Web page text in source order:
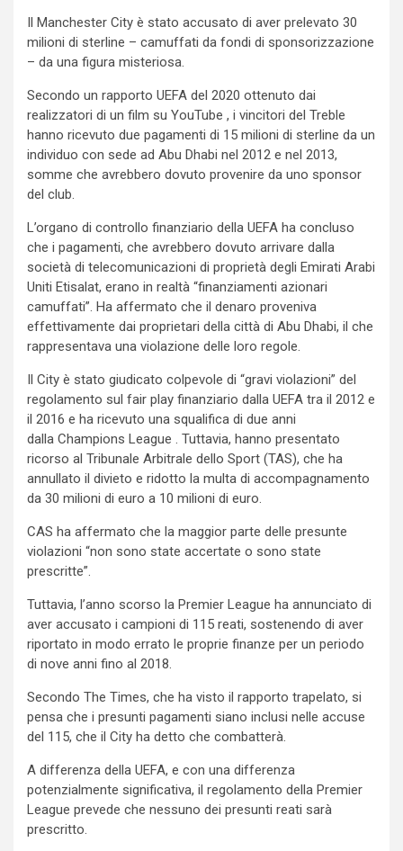
Il Manchester City è stato accusato di aver prelevato 30
milioni di sterline – camuffati da fondi di sponsorizzazione
– da una figura misteriosa.
Secondo un rapporto UEFA del 2020 ottenuto dai
realizzatori di un film su YouTube , i vincitori del Treble
hanno ricevuto due pagamenti di 15 milioni di sterline da un
individuo con sede ad Abu Dhabi nel 2012 e nel 2013,
somme che avrebbero dovuto provenire da uno sponsor
del club.
L’organo di controllo finanziario della UEFA ha concluso
che i pagamenti, che avrebbero dovuto arrivare dalla
società di telecomunicazioni di proprietà degli Emirati Arabi
Uniti Etisalat, erano in realtà “finanziamenti azionari
camuffati”. Ha affermato che il denaro proveniva
effettivamente dai proprietari della città di Abu Dhabi, il che
rappresentava una violazione delle loro regole.
Il City è stato giudicato colpevole di “gravi violazioni” del
regolamento sul fair play finanziario dalla UEFA tra il 2012 e
il 2016 e ha ricevuto una squalifica di due anni
dalla Champions League . Tuttavia, hanno presentato
ricorso al Tribunale Arbitrale dello Sport (TAS), che ha
annullato il divieto e ridotto la multa di accompagnamento
da 30 milioni di euro a 10 milioni di euro.
CAS ha affermato che la maggior parte delle presunte
violazioni “non sono state accertate o sono state
prescritte”.
Tuttavia, l’anno scorso la Premier League ha annunciato di
aver accusato i campioni di 115 reati, sostenendo di aver
riportato in modo errato le proprie finanze per un periodo
di nove anni fino al 2018.
Secondo The Times, che ha visto il rapporto trapelato, si
pensa che i presunti pagamenti siano inclusi nelle accuse
del 115, che il City ha detto che combatterà.
A differenza della UEFA, e con una differenza
potenzialmente significativa, il regolamento della Premier
League prevede che nessuno dei presunti reati sarà
prescritto.